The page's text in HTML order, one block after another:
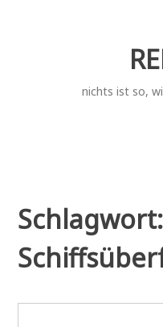
nichts ist so,
Schlagwort: